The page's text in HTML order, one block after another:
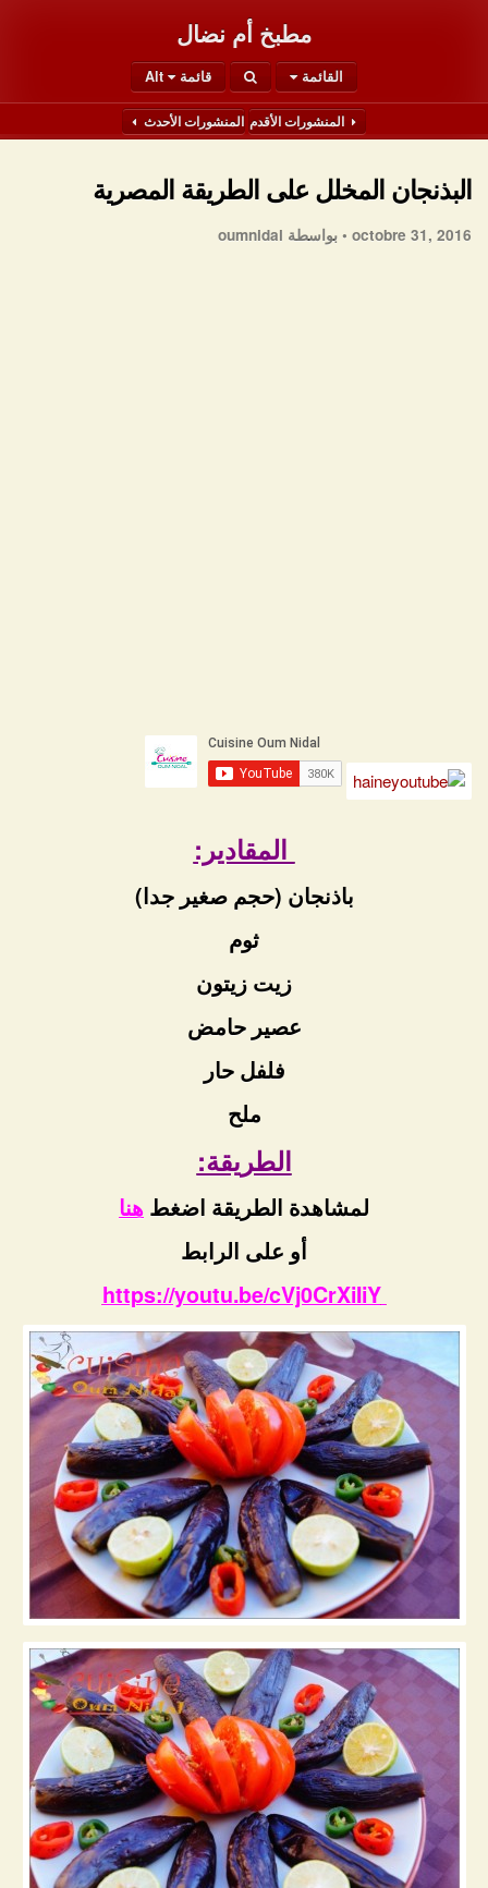
مطبخ أم نضال
القائمة قائمة Alt
المنشورات الأقدم المنشورات الأحدث
البذنجان المخلل على الطريقة المصرية
octobre 31, 2016 • بواسطة oumnidal
المقادير:
باذنجان (حجم صغير جدا)
ثوم
زيت زيتون
عصير حامض
فلفل حار
ملح
الطريقة:
لمشاهدة الطريقة اضغط هنا
أو على الرابط
https://youtu.be/cVj0CrXiIiY